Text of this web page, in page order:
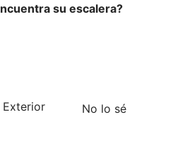
su escalera?
Exterior No lo sé